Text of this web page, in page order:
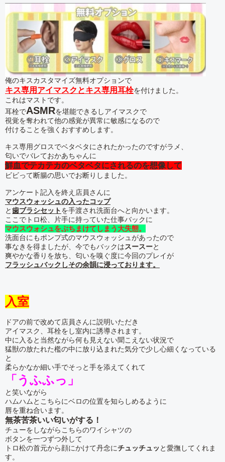
俺のキスカスタマイズ無料オプションで
キス専用アイマスクとキス専用耳栓を付けました。
これはマストです。
耳栓でASMRを堪能できるしアイマスクで
視覚を奪われて他の感覚が異常に敏感になるので
付けることを強くおすすめします。
キス専用グロスでベタベタにされたかったのですがラメ、
匂いでバレておかあちゃんに
鮮血でテカテカのベタベタにされるのを想像して
ビビって断腸の思いでお断りしました。
アンケート記入を終え店員さんに
マウスウォッシュの入ったコップ
と歯ブラシセットを手渡され洗面台へと向かいます。
ここでトロ松、片手に持っていた仕事バックに
マウスウォシュをぶちまけてしまう大失態。
洗面台にもポンプ式のマウスウォッシュがあったので
事なきを得ましたが、今でもバックはスースーと
爽やかな香りを放ち、匂いを嗅ぐ度に今回のプレイが
フラッシュバックしその余韻に浸っております。
入室
ドアの前で改めて店員さんに説明いただき
アイマスク、耳栓をし室内に誘導されます。
中に入ると当然ながら何も見えない聞こえない状況で
猛獣の放たれた檻の中に放り込まれた気分で少し心細くなっている
と
柔らかなか細い手でそっと手を添えてくれて
「うふふっ」
と笑いながら
ハムハムとこちらにベロの位置を知らしめるように
唇を重ね合います。
無茶苦茶いい匂いがする！
チューをしながらこちらのワイシャツの
ボタンを一つずつ外して
トロ松の首元から顔にかけて丹念にチュッチュッと愛撫してくれま
す。